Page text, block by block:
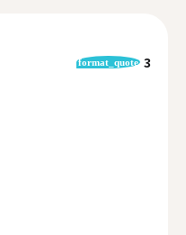
format_quote 3